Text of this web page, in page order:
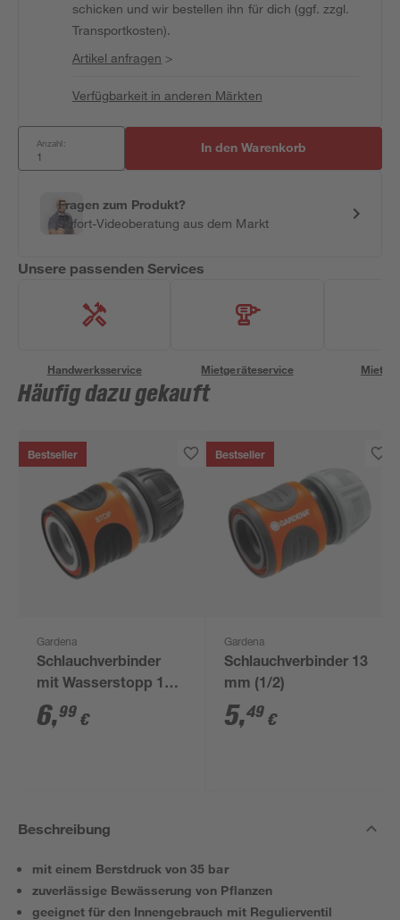
schicken und wir bestellen ihn für dich (ggf. zzgl.
Transportkosten).
Artikel anfragen >
Verfügbarkeit in anderen Märkten
Anzahl: In den Warenkorb
Fragen zum Produkt?
Sofort-Videoberatung aus dem Markt
Unsere passenden Services
Handwerksservice Mietgeräteservice
Häufig dazu gekauft
Bestseller
Gardena
Schlauchverbinder
mit Wasserstopp 13
mm (1/2")
6,99 €
Bestseller
Gardena
Schlauchverbinder 13
mm (1/2)
5,49 €
Beschreibung
mit einem Berstdruck von 35 bar
zuverlässige Bewässerung von Pflanzen
geeignet für den Innengebrauch mit Regulierventil